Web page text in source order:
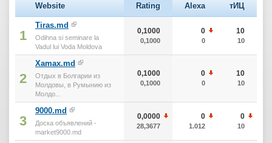
Website Rating Alexa тИЦ
1
Tiras.md
Odihna si seminare la
Vadul lui Voda Moldova
0,1000
0,1000
0
0
10
10
2
Xamax.md
Отдых в Болгарии из
Молдовы, в Румынию из
Молдо...
0,1000
0,1000
0
0
10
10
3
9000.md
Доска объявлений -
market9000.md
0,0000
28,3677
0
1.012
0
10